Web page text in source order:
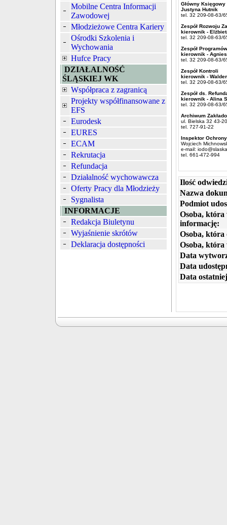
Mobilne Centra Informacji
Zawodowej
Młodzieżowe Centra Kariery
Ośrodki Szkolenia i
Wychowania
Hufce Pracy
DZIAŁALNOŚĆ
ŚLĄSKIEJ WK
Współpraca z zagranicą
Projekty współfinansowane z
EFS
Eurodesk
EURES
ECAM
Rekrutacja
Refundacja
Działalność wychowawcza
Oferty Pracy dla Młodzieży
Sygnalista
INFORMACJE
Redakcja Biuletynu
Wyjaśnienie skrótów
Deklaracja dostępności
Główny Księgowy
Justyna Hutnik
tel. 32 209-08-63/
Zespół Rozwoju
kierownik -
tel. 32 209-08-63/
Zespół
kierownik -
tel. 32 209-08-63/
Zespół Kontroli
kierownik -
tel. 32 209-08-63/
Zespół ds.
kierownik - Alina
tel. 32 209-08-63/
Archiwum
ul. Bielska 32 43-
tel. 727-91-22
Inspektor
Wojciech
e-mail:
tel. 661-472-994
Ilość
Nazwa
Podmiot
Osoba, która
informację:
Osoba, która
Osoba, która
Data
Data
Data